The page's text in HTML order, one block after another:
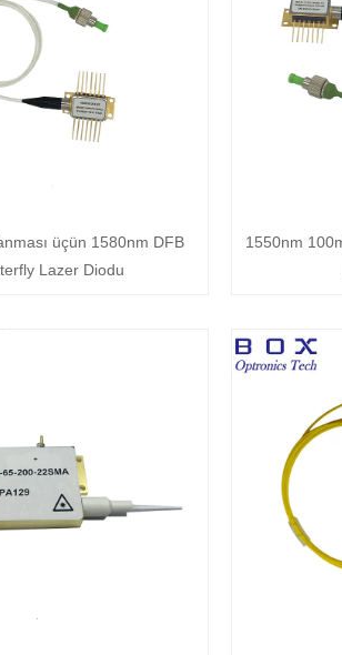
üçün 1580nm DFB
Lazer Diodu
1550nm